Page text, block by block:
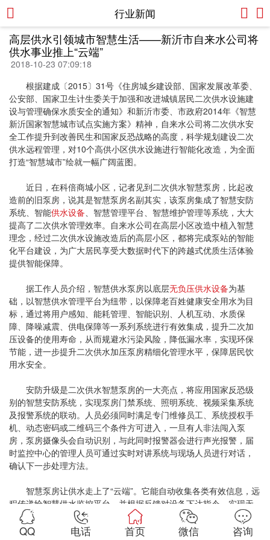
行业新闻
高层供水引领城市智慧生活——新沂市自来水公司将
供水事业推上“云端”
2018-10-23 07:09:18
根据建成〔2015〕31号《住房城乡建设部、国家发展改革委、
公安部、国家卫生计生委关于加强和改进城镇居民二次供水设施建
设与管理确保水质安全的通知》和新沂市委、市政府2014年《智慧
新沂国家智慧城市试点实施方案》精神，自来水公司将二次供水安
全工作提升到改善民生和国家反恐战略的高度，科学规划建设二次
供水远程管理，对10个高供小区供水设施进行智能化改造，为全面
打造“智慧城市”绘就一幅广阔蓝图。
近日，在科倍商城小区，记者见到二次供水智慧泵房，比起改
造前的旧泵房，说其是智慧泵房名副其实，该泵房集成了智慧安防
系统、智能供水设备、智慧管理平台、智慧维护管理等系统，大大
提高了二次供水管理效率。自来水公司在高层小区改造中植入智慧
理念，经过二次供水设施改造后的高层小区，都将完成泵站的智能
化平台建设，为广大居民享受大数据时代下的跨越式优质生活体验
提供智能保障。
据工作人员介绍，智慧供水泵房以底层无负压供水设备为基
础，以智慧供水管理平台为纽带，以保障老百姓健康安全用水为目
标，通过将用户感知、能耗管理、智能识别、人机互动、水质保
障、降噪减震、供电保障等一系列系统进行有效集成，提升二次加
压设备的使用寿命，从而规避水污染风险，降低漏水率，实现环保
节能，进一步提升二次供水加压泵房精细化管理水平，保障居民饮
用水安全。
安防升级是二次供水智慧泵房的一大亮点，将应用国家反恐级
别的智慧安防系统，实现泵房门禁系统、照明系统、视频采集系统
及报警系统的联动。人员必须同时满足专门维修员工、系统授权手
机、动态密码或二维码三个条件方可进入，一旦有人非法闯入泵
房，泵房摄像头会自动识别，与此同时报警器会进行声光报警，届
时监控中心的管理人员可通过实时对讲系统与现场人员进行对话，
确认下一步处理方法。
智慧泵房让供水走上了“云端”。它能自动收集各类有效信息，远
程传递给智慧供水监控平台，并根据反馈对设备下达指令，实现无
人值守，一旦居民家中发生停水，平台监控人员还可根据智慧泵房
传回的数据，区分是管网前端停水还是末端停水，有针对性地加以
QQ 电话 首页 微信 咨询